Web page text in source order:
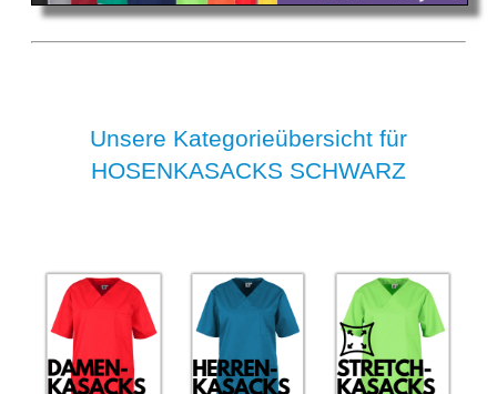
Unsere Kategorieübersicht für
HOSENKASACKS SCHWARZ